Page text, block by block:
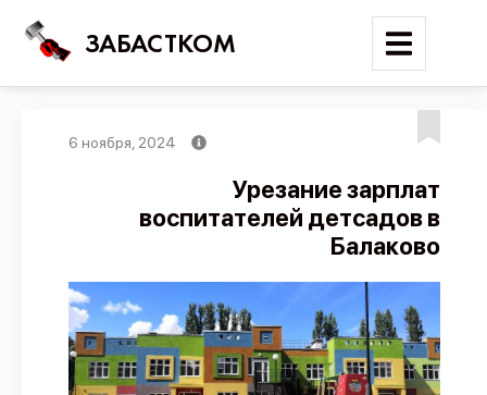
ЗАБАСТКОМ
Поиск
Трудовые конфликты
Отчеты
6 ноября, 2024
Урезание зарплат
воспитателей детсадов в
Балаково